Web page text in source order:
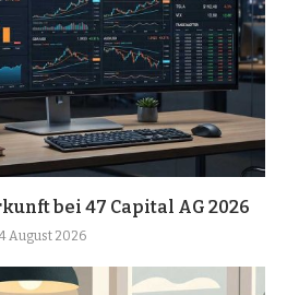
bei 47 Capital AG 2026
4 August 2026